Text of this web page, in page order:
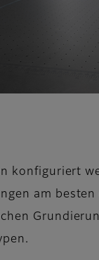
konfiguriert
am besten